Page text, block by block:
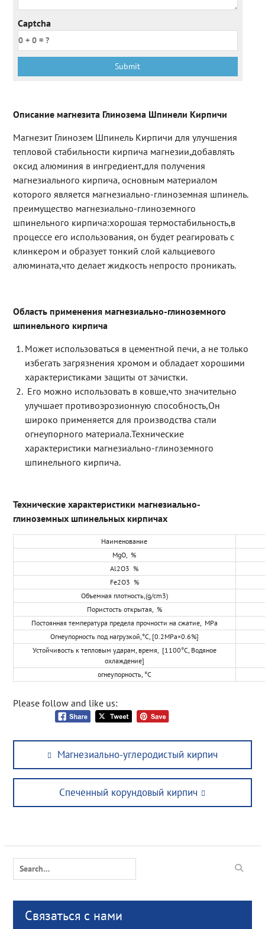
Captcha
Описание магнезита Глинозема Шпинели Кирпичи
Магнезит Глинозем Шпинель Кирпичи для улучшения
тепловой стабильности кирпича магнезии,добавлять
оксид алюминия в ингредиент,для получения
магнезиального кирпича, основным материалом
которого является магнезиально-глиноземная шпинель.
преимущество магнезиально-глиноземного
шпинельного кирпича:хорошая термостабильность,в
процессе его использования, он будет реагировать с
клинкером и образует тонкий слой кальциевого
алюмината,что делает жидкость непросто проникать.
Область применения магнезиально-глиноземного
шпинельного кирпича
Может использоваться в цементной печи, а не только
избегать загрязнения хромом и обладает хорошими
характеристиками защиты от зачистки.
Его можно использовать в ковше,что значительно
улучшает противоэрозионную способность,Он
широко применяется для производства стали
огнеупорного материала.Технические
характеристики магнезиально-глиноземного
шпинельного кирпича.
Технические характеристики магнезиально-
глиноземных шпинельных кирпичах
Наименование
MgO, %
Al2O3 %
Fe2O3 %
Объемная плотность,(g/cm3)
Пористость открытая, %
Постоянная температура предела прочности на сжатие, MPa
Огнеупорность под нагрузкой,°C, [0.2MPa×0.6%]
Устойчивость к тепловым ударам, время, [1100°C, Водяное
охлаждение]
огнеупорность, °C
Please follow and like us:
Post
navigationPrevious
post:
Магнезиально-углеродистый кирпич
Next
post:
Спеченный корундовый кирпич
Search
Связаться с нами